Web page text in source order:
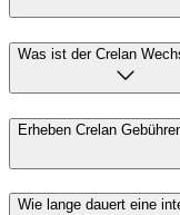
Was ist der Crelan
Erheben Crelan
Wie lange dauert eine